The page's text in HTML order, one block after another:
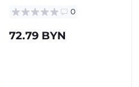
0
72.79 BYN